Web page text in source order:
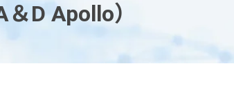
D Apollo）